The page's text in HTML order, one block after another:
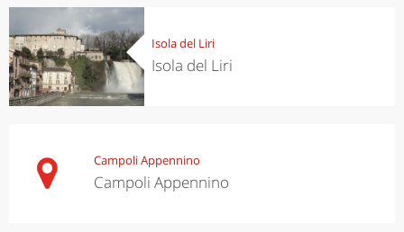
Isola del Liri
Isola del Liri
Campoli Appennino
Campoli Appennino